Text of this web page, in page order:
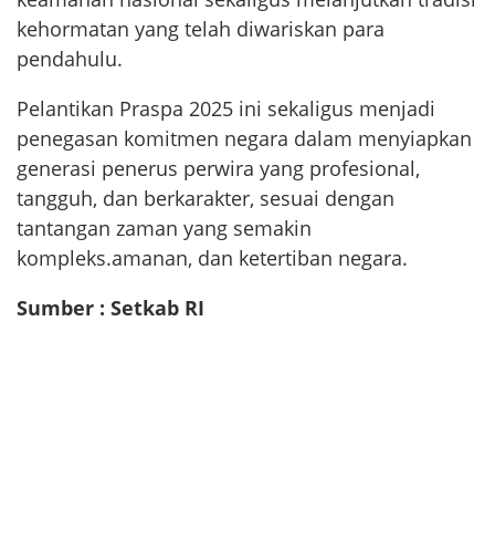
kehormatan yang telah diwariskan para
pendahulu.
Pelantikan Praspa 2025 ini sekaligus menjadi
penegasan komitmen negara dalam menyiapkan
generasi penerus perwira yang profesional,
tangguh, dan berkarakter, sesuai dengan
tantangan zaman yang semakin
kompleks.amanan, dan ketertiban negara.
Sumber : Setkab RI